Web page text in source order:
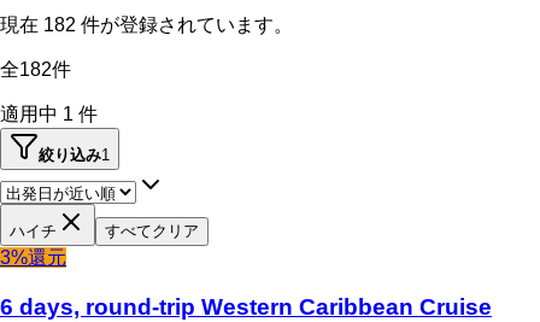
現在 182 件が登録されています。
全182件
適用中 1 件
絞り込み1
ハイチ すべてクリア
3%還元
6 days, round-trip Western Caribbean Cruise